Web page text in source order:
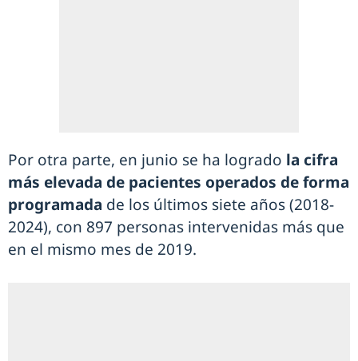
Por otra parte, en junio se ha logrado la cifra
más elevada de pacientes operados de forma
programada de los últimos siete años (2018-
2024), con 897 personas intervenidas más que
en el mismo mes de 2019.